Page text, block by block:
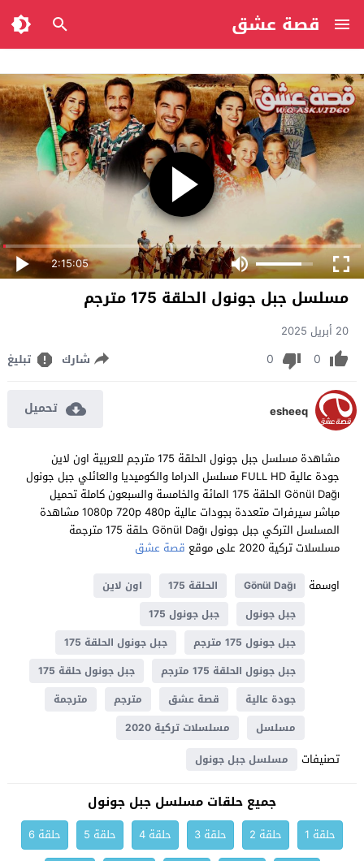
قصة عشق
2:15:05
مسلسل جبل جونول الحلقة 175 مترجم
20 أبريل 2025
0
0 شارك تبليغ
esheeq تحميل
مشاهدة مسلسل جبل جونول الحلقة 175 مترجم للعربية اون لاين
جودة عالية FULL HD مسلسل الدراما والكوميديا والعائلي جبل جونول
Gönül Dağı الحلقة 175 المائة والخامسة والسبعون كاملة تحميل
مباشر سيرفرات متعددة بجودات عالية 1080p 720p 480p مشاهدة
المسلسل التركي جبل جونول Gönül Dağı حلقة 175 مترجمة
مسلسلات تركية 2020 على موقع
قصة عشق
اوسمة
Gönül Dağı الحلقة 175
اون لاين
جبل جونول
جبل جونول 175
جبل جونول 175 مترجم
جبل جونول الحلقة 175
جبل جونول الحلقة 175 مترجم
جبل جونول حلقة 175
جودة عالية
قصة عشق مترجم
مترجمة
مسلسل
مسلسلات تركية 2020
تصنيفات مسلسل جبل جونول
جميع حلقات مسلسل جبل جونول
حلقة 1 حلقة 2 حلقة 3 حلقة 4 حلقة 5
حلقة 6